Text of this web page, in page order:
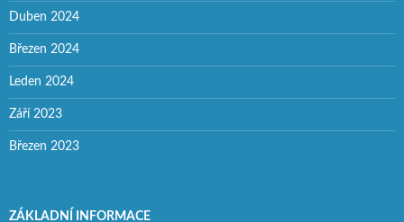
Duben 2024
Březen 2024
Leden 2024
Září 2023
Březen 2023
ZÁKLADNÍ INFORMACE